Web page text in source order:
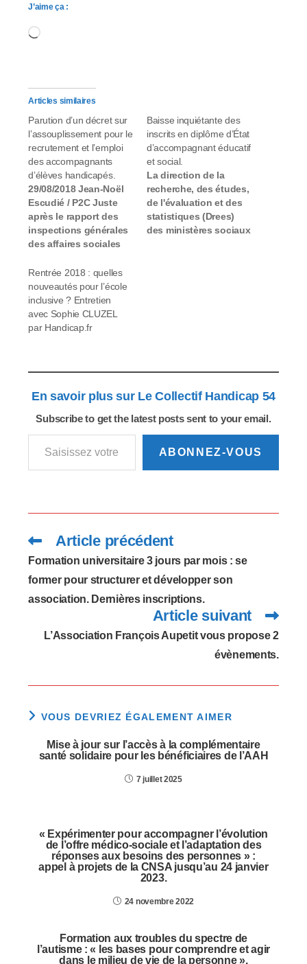
J’aime ça :
Articles similaires
Parution d’un décret sur
l’assouplissement pour le
recrutement et l’emploi
des accompagnants
d’élèves handicapés.
29/08/2018 Jean-Noël
Escudié / P2C Juste
après le rapport des
inspections générales
des affaires sociales
nationale (Igen) et de
l'administration de
l'éducation nationale
et de la recherche
(Igaenr) sur
article ci-dessous du
Baisse inquiétante des
inscrits en diplôme d’État
d’accompagnant éducatif
et social.
La direction de la
recherche, des études,
de l'évaluation et des
statistiques (Drees)
des ministères sociaux
Rentrée 2018 : quelles
nouveautés pour l’école
inclusive ? Entretien
avec Sophie CLUZEL
par Handicap.fr
En savoir plus sur Le Collectif Handicap 54
Subscribe to get the latest posts sent to your email.
Saisissez votre adresse e-mail…
ABONNEZ-VOUS
Read
more
articles
Article précédent
Formation universitaire 3 jours par mois : se
former pour structurer et développer son
association. Dernières inscriptions.
Article suivant
L’Association François Aupetit vous propose 2
évènements.
VOUS DEVRIEZ ÉGALEMENT AIMER
Mise à jour sur l’accès à la complémentaire
santé solidaire pour les bénéficiaires de l’AAH
7 juillet 2025
« Expérimenter pour accompagner l’évolution
de l’offre médico-sociale et l’adaptation des
réponses aux besoins des personnes » :
appel à projets de la CNSA jusqu’au 24 janvier
2023.
24 novembre 2022
Formation aux troubles du spectre de
l’autisme : « les bases pour comprendre et agir
dans le milieu de vie de la personne ».